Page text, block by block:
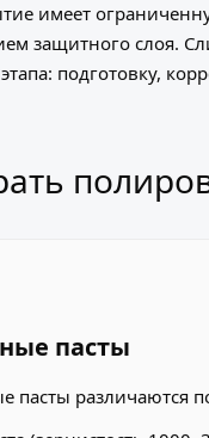
имеет
защитного слоя.
подготовку,
пасты
пасты различаются